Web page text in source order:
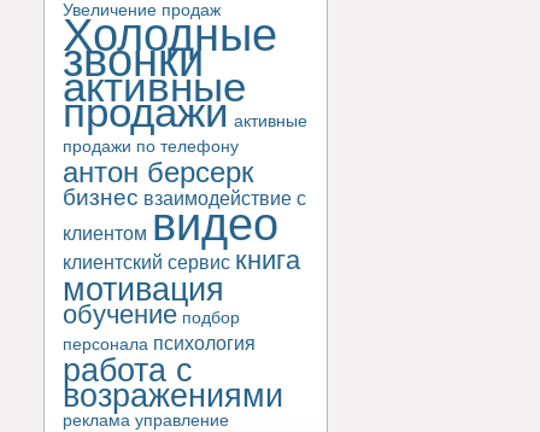
Увеличение продаж
Холодные
звонки
активные
продажи активные
продажи по телефону
антон берсерк
бизнес взаимодействие с
клиентом видео
клиентский сервис книга
мотивация
обучение подбор
персонала психология
работа с
возражениями
реклама управление